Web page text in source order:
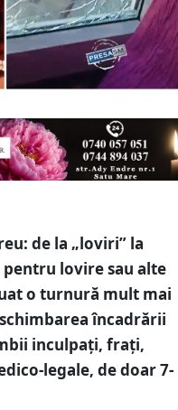
de la „loviri” la
lovire sau alte
o turnură mult mai
încadrării
inculpați, frați,
legale, de doar 7-